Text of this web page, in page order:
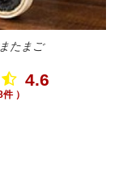
たまご
4.6
）